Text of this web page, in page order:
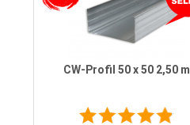
CW-Profil 50 x 50 2,50 m